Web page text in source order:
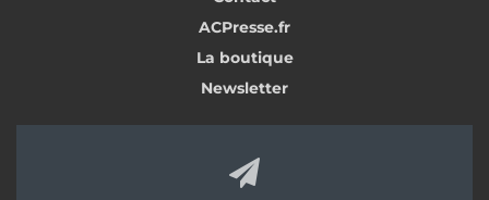
marché de niche. Les chapes fluides me paraissent
être sur le même type de volumes. C’est peut-être
lié au fait que ces machines ont une longue durée
ait souvent des achats de nouveaux matériels.
ACPresse.fr
La boutique
Newsletter